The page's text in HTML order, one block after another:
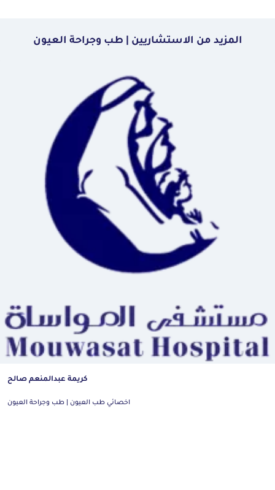
المزيد من الاستشاريين | طب وجراحة العيون
كريمة عبدالمنعم صالح
اخصائي طب العيون | طب وجراحة العيون